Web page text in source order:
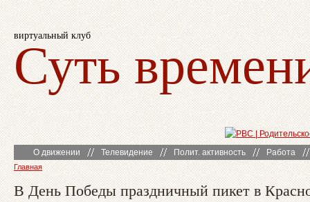
виртуальный клуб
Суть
О движении Телевидение Полит. активность Работа
Главная
В День Победы праздничный пикет в